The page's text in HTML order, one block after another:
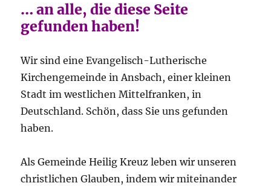
… an alle, die diese Seite
gefunden haben!
Wir sind eine Evangelisch-Lutherische
Kirchengemeinde in Ansbach, einer kleinen
Stadt im westlichen Mittelfranken, in
Deutschland. Schön, dass Sie uns gefunden
haben.
Als Gemeinde Heilig Kreuz leben wir unseren
christlichen Glauben, indem wir miteinander